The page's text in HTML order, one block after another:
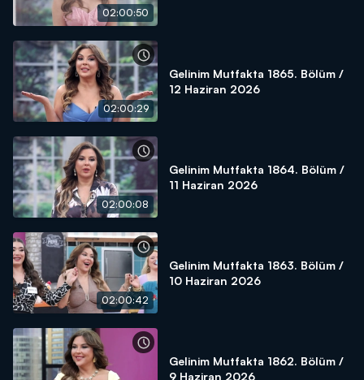
02:00:50
02:00:29
Gelinim Mutfakta 1865. Bölüm /
12 Haziran 2026
02:00:08
Gelinim Mutfakta 1864. Bölüm /
11 Haziran 2026
02:00:42
Gelinim Mutfakta 1863. Bölüm /
10 Haziran 2026
Gelinim Mutfakta 1862. Bölüm /
9 Haziran 2026